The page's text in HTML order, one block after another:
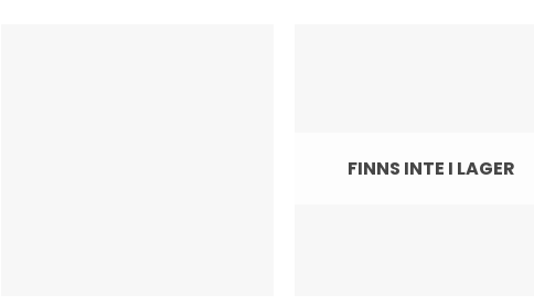
FINNS INTE I LAGER